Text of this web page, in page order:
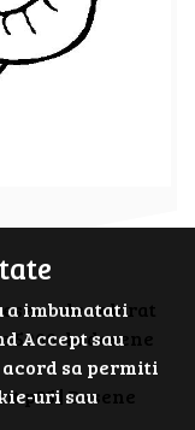
de colorat
de desene
p35 | Desene
a imbunatati
Accept sau
acord sa permiti
uri sau